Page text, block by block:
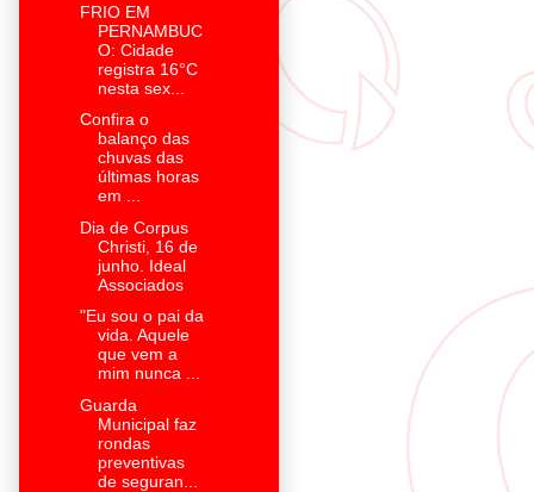
FRIO EM
PERNAMBUC
O: Cidade
registra 16°C
nesta sex...
Confira o
balanço das
chuvas das
últimas horas
em ...
Dia de Corpus
Christi, 16 de
junho. Ideal
Associados
"Eu sou o pai da
vida. Aquele
que vem a
mim nunca ...
Guarda
Municipal faz
rondas
preventivas
de seguran...